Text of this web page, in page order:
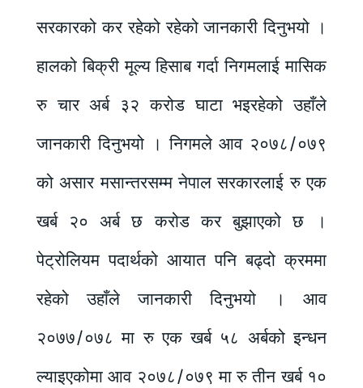
सरकारको कर रहेको रहेको जानकारी दिनुभयो ।
हालको बिक्री मूल्य हिसाब गर्दा निगमलाई मासिक
रु चार अर्ब ३२ करोड घाटा भइरहेको उहाँले
जानकारी दिनुभयो । निगमले आव २०७८/०७९
को असार मसान्तरसम्म नेपाल सरकारलाई रु एक
खर्ब २० अर्ब छ करोड कर बुझाएको छ ।
पेट्रोलियम पदार्थको आयात पनि बढ्दो क्रममा
रहेको उहाँले जानकारी दिनुभयो । आव
२०७७/०७८ मा रु एक खर्ब ५८ अर्बको इन्धन
ल्याइएकोमा आव २०७८/०७९ मा रु तीन खर्ब १०